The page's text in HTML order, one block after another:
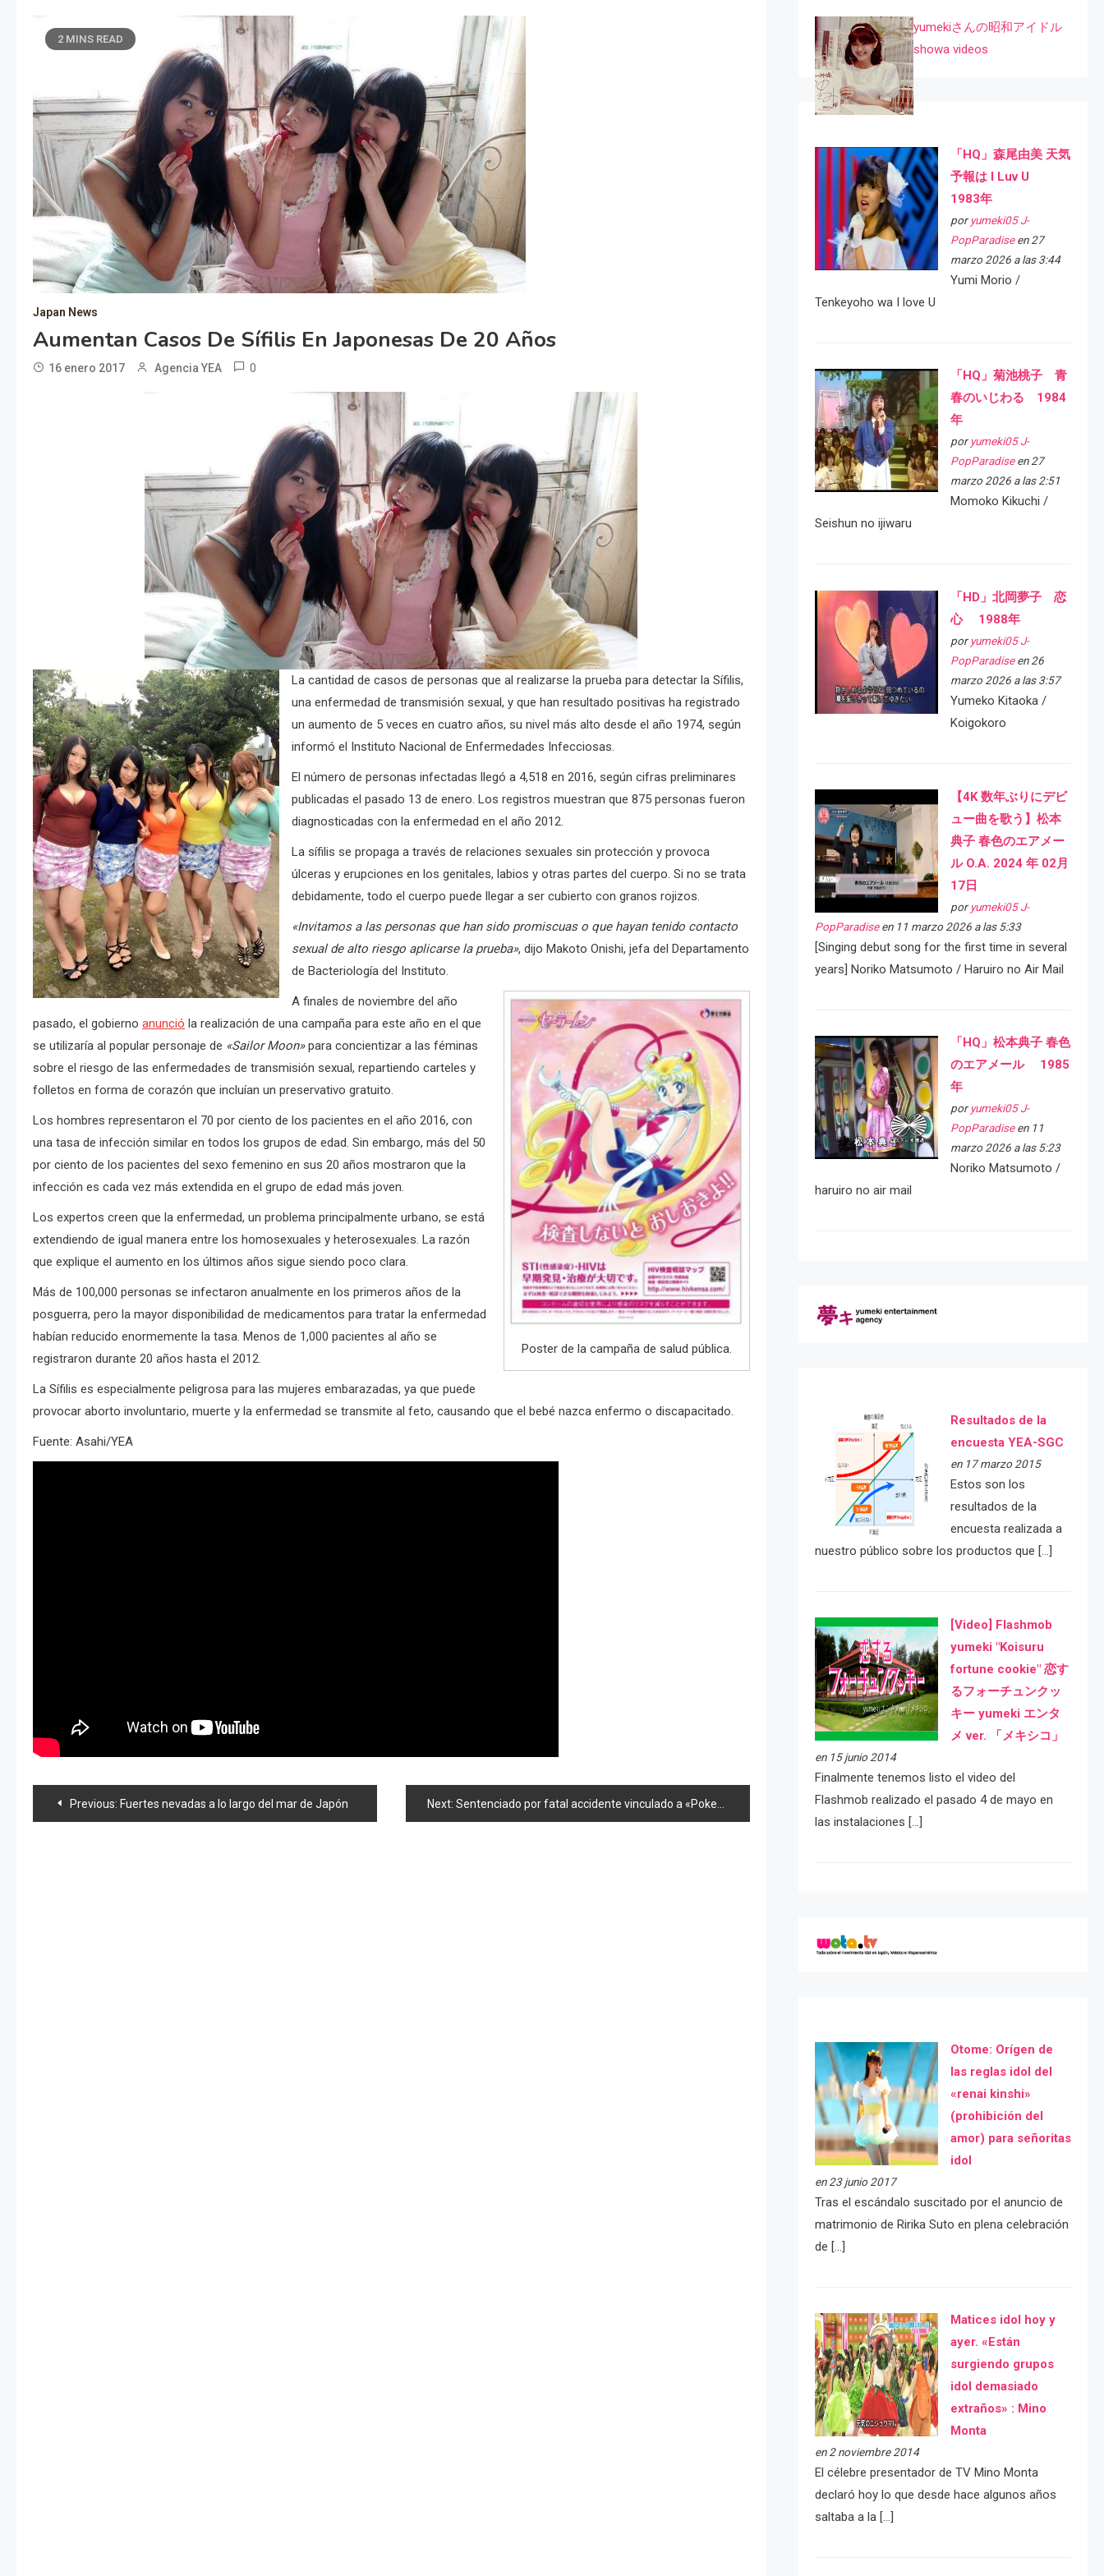
2 MINS READ
Japan News
Aumentan Casos De Sífilis En Japonesas De 20 Años
16 enero 2017 Agencia YEA 0
La cantidad de casos de personas que al realizarse la prueba para detectar la Sífilis,
una enfermedad de transmisión sexual, y que han resultado positivas ha registrado
un aumento de 5 veces en cuatro años, su nivel más alto desde el año 1974, según
informó el Instituto Nacional de Enfermedades Infecciosas.
El número de personas infectadas llegó a 4,518 en 2016, según cifras preliminares
publicadas el pasado 13 de enero. Los registros muestran que 875 personas fueron
diagnosticadas con la enfermedad en el año 2012.
La sífilis se propaga a través de relaciones sexuales sin protección y provoca
úlceras y erupciones en los genitales, labios y otras partes del cuerpo. Si no se trata
debidamente, todo el cuerpo puede llegar a ser cubierto con granos rojizos.
«Invitamos a las personas que han sido promiscuas o que hayan tenido contacto
sexual de alto riesgo aplicarse la prueba», dijo Makoto Onishi, jefa del Departamento
de Bacteriología del Instituto.
Poster de la campaña de salud pública.
A finales de noviembre del año
pasado, el gobierno anunció la realización de una campaña para este año en el que
se utilizaría al popular personaje de «Sailor Moon»para concientizar a las féminas
sobre el riesgo de las enfermedades de transmisión sexual, repartiendo carteles y
folletos en forma de corazón que incluían un preservativo gratuito.
Los hombres representaron el 70 por ciento de los pacientes en el año 2016, con
una tasa de infección similar en todos los grupos de edad. Sin embargo, más del 50
por ciento de los pacientes del sexo femenino en sus 20 años mostraron que la
infección es cada vez más extendida en el grupo de edad más joven.
Los expertos creen que la enfermedad, un problema principalmente urbano, se está
extendiendo de igual manera entre los homosexuales y heterosexuales. La razón
que explique el aumento en los últimos años sigue siendo poco clara.
Más de 100,000 personas se infectaron anualmente en los primeros años de la
posguerra, pero la mayor disponibilidad de medicamentos para tratar la enfermedad
habían reducido enormemente la tasa. Menos de 1,000 pacientes al año se
registraron durante 20 años hasta el 2012.
La Sífilis es especialmente peligrosa para las mujeres embarazadas, ya que puede
provocar aborto involuntario, muerte y la enfermedad se transmite al feto, causando que el bebé nazca enfermo o discapacitado.
Fuente: Asahi/YEA
Navegación
Previous: Fuertes nevadas a lo largo del mar de Japón Next: Sentenciado por fatal accidente vinculado a «Pokemon Go»
yumekiさんの昭和アイドル
showa videos
「HQ」森尾由美 天気
予報は I Luv U
1983年
por yumeki05 J-
PopParadiseen 27
marzo 2026 a las 3:44
Yumi Morio /
Tenkeyoho wa I love U
「HQ」菊池桃子 青
春のいじわる 1984
年
por yumeki05 J-
PopParadiseen 27
marzo 2026 a las 2:51
Momoko Kikuchi /
Seishun no ijiwaru
「HD」北岡夢子 恋
心 1988年
por yumeki05 J-
PopParadiseen 26
marzo 2026 a las 3:57
Yumeko Kitaoka /
Koigokoro
【4K 数年ぶりにデビ
ュー曲を歌う】松本
典子 春色のエアメー
ル O.A. 2024 年 02月
17日
por yumeki05 J-
PopParadiseen 11 marzo 2026 a las 5:33
[Singing debut song for the first time in several
years] Noriko Matsumoto / Haruiro no Air Mail
「HQ」松本典子 春色
のエアメール 1985
年
por yumeki05 J-
PopParadiseen 11
marzo 2026 a las 5:23
Noriko Matsumoto /
haruiro no air mail
Resultados de la
encuesta YEA-SGC
en 17 marzo 2015
Estos son los
resultados de la
encuesta realizada a
nuestro público sobre los productos que […]
[Video] Flashmob
yumeki "Koisuru
fortune cookie" 恋す
るフォーチュンクッ
キー yumeki エンタ
メ ver. 「メキシコ」
en 15 junio 2014
Finalmente tenemos listo el video del
Flashmob realizado el pasado 4 de mayo en
las instalaciones […]
Otome: Orígen de
las reglas idol del
«renai kinshi»
(prohibición del
amor) para señoritas
idol
en 23 junio 2017
Tras el escándalo suscitado por el anuncio de
matrimonio de Ririka Suto en plena celebración
de […]
Matices idol hoy y
ayer. «Están
surgiendo grupos
idol demasiado
extraños» : Mino
Monta
en 2 noviembre 2014
El célebre presentador de TV Mino Monta
declaró hoy lo que desde hace algunos años
saltaba a la […]